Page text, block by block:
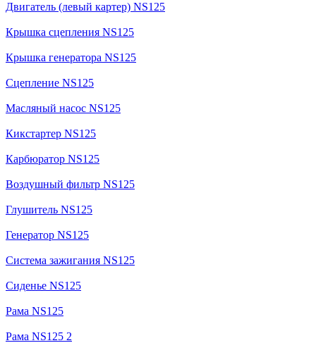
Двигатель (левый картер) NS125
Крышка сцепления NS125
Крышка генератора NS125
Сцепление NS125
Масляный насос NS125
Кикстартер NS125
Карбюратор NS125
Воздушный фильтр NS125
Глушитель NS125
Генератор NS125
Система зажигания NS125
Сиденье NS125
Рама NS125
Рама NS125 2